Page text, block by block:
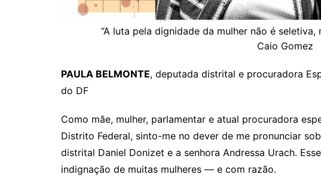
“A luta pela dignidade da mulher não é seletiva,
Caio Gomez
PAULA BELMONTE, deputada distrital e procuradora
do DF
Como mãe, mulher, parlamentar e atual procuradora
Distrito Federal, sinto-me no dever de me pronunciar
distrital Daniel Donizet e a senhora Andressa Urach.
indignação de muitas mulheres — e com razão.